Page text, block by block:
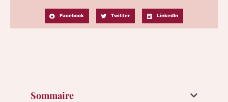
Facebook Twitter LinkedIn
Sommaire